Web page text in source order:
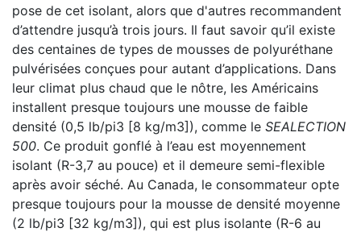
pose de cet isolant, alors que d'autres recommandent
d’attendre jusqu’à trois jours. Il faut savoir qu’il existe
des centaines de types de mousses de polyuréthane
pulvérisées conçues pour autant d’applications. Dans
leur climat plus chaud que le nôtre, les Américains
installent presque toujours une mousse de faible
densité (0,5 lb/pi3 [8 kg/m3]), comme le SEALECTION
500. Ce produit gonflé à l’eau est moyennement
isolant (R-3,7 au pouce) et il demeure semi-flexible
après avoir séché. Au Canada, le consommateur opte
presque toujours pour la mousse de densité moyenne
(2 lb/pi3 [32 kg/m3]), qui est plus isolante (R-6 au